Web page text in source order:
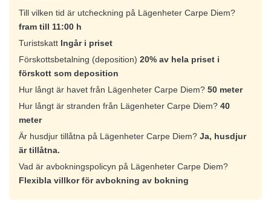
Till vilken tid är utcheckning på Lägenheter Carpe Diem?
fram till 11:00 h
Turistskatt Ingår i priset
Förskottsbetalning (deposition) 20% av hela priset i
förskott som deposition
Hur långt är havet från Lägenheter Carpe Diem? 50 meter
Hur långt är stranden från Lägenheter Carpe Diem? 40
meter
Är husdjur tillåtna på Lägenheter Carpe Diem? Ja, husdjur
är tillåtna.
Vad är avbokningspolicyn på Lägenheter Carpe Diem?
Flexibla villkor för avbokning av bokning